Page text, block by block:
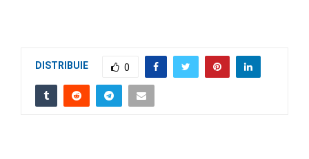
DISTRIBUIE 0